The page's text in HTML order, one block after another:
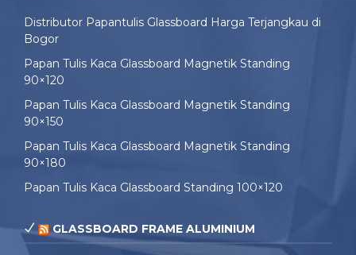
Distributor Papantulis Glassboard Harga Terjangkau di
Bogor
Papan Tulis Kaca Glassboard Magnetik Standing
90×120
Papan Tulis Kaca Glassboard Magnetik Standing
90×150
Papan Tulis Kaca Glassboard Magnetik Standing
90×180
Papan Tulis Kaca Glassboard Standing 100×120
GLASSBOARD FRAME ALUMINIUM